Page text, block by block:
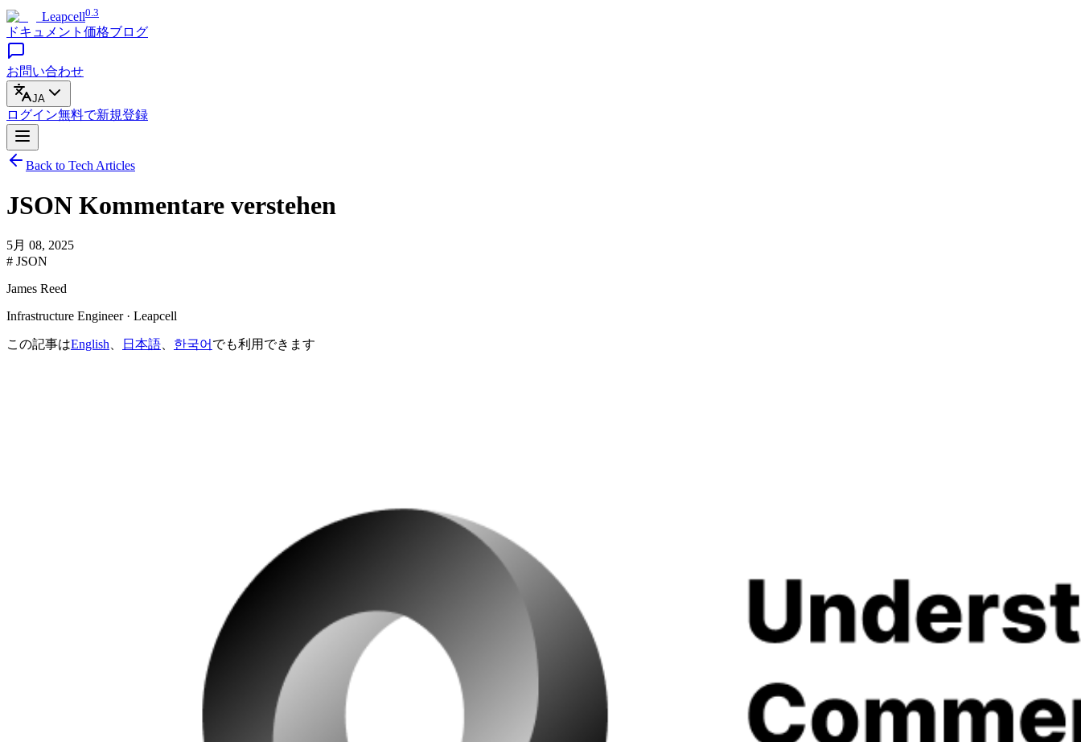
Leapcell0.3
ドキュメント 価格ブログ
お問い合わせ
JA
ログイン無料で新規登録
Back to Tech Articles
JSON Kommentare verstehen
5月 08, 2025
# JSON
James Reed
Infrastructure Engineer · Leapcell
この記事はEnglish 日本語 한국어 でも利用できます